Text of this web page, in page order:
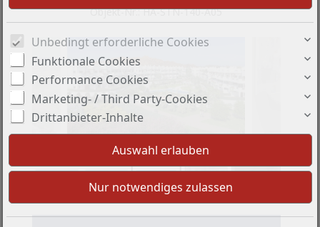
Objekt-Nr.: HA-STN-140-A05
+7
Unbedingt erforderliche Cookies
Funktionale Cookies
Performance Cookies
Marketing- / Third Party-Cookies
Drittanbieter-Inhalte